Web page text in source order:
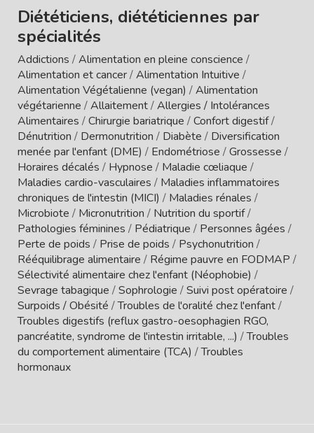
Diététiciens, diététiciennes par
spécialités
Addictions /Alimentation en pleine conscience /
Alimentation et cancer/Alimentation Intuitive /
Alimentation Végétalienne (vegan) /Alimentation
végétarienne /Allaitement/Allergies / Intolérances
Alimentaires /Chirurgie bariatrique /Confort digestif/
Dénutrition / Dermonutrition / Diabète / Diversification
menée par l'enfant (DME) / Endométriose /Grossesse /
Horaires décalés / Hypnose / Maladie cœliaque /
Maladies cardio-vasculaires / Maladies inflammatoires
chroniques de l'intestin (MICI) / Maladies rénales /
Microbiote / Micronutrition / Nutrition du sportif/
Pathologies féminines / Pédiatrique / Personnes âgées /
Perte de poids / Prise de poids / Psychonutrition /
Rééquilibrage alimentaire / Régime pauvre en FODMAP /
Sélectivité alimentaire chez l'enfant (Néophobie) /
Sevrage tabagique /Sophrologie /Suivi post opératoire /
Surpoids / Obésité /Troubles de l'oralité chez l'enfant/
Troubles digestifs (reflux gastro-oesophagien RGO,
pancréatite, syndrome de l'intestin irritable, ...) /Troubles
du comportement alimentaire (TCA) /Troubles
hormonaux